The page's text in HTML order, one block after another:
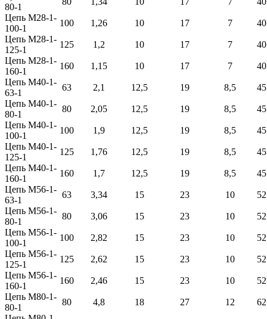
80-1
Цепь М28-1-
100-1
100 1,26 10 17 7
40
Цепь М28-1-
125-1
125 1,2 10 17 7
40
Цепь М28-1-
160-1
160 1,15 10 17 7
40
Цепь М40-1-
63-1
63 2,1 12,5 19 8,5
45
Цепь М40-1-
80-1
80 2,05 12,5 19 8,5
45
Цепь М40-1-
100-1
100 1,9 12,5 19 8,5
45
Цепь М40-1-
125-1
125 1,76 12,5 19 8,5
45
Цепь М40-1-
160-1
160 1,7 12,5 19 8,5
45
Цепь М56-1-
63-1
63 3,34 15 23 10
52
Цепь М56-1-
80-1
80 3,06 15 23 10
52
Цепь М56-1-
100-1
100 2,82 15 23 10
52
Цепь М56-1-
125-1
125 2,62 15 23 10
52
Цепь М56-1-
160-1
160 2,46 15 23 10
52
Цепь М80-1-
80-1
80 4,8 18 27 12
62